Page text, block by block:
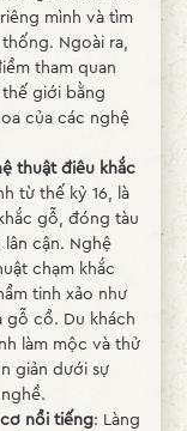
mình và tìm
Ngoài ra,
tham quan
giới bằng
của các nghệ
thuật điêu khắc
từ thế kỷ 16, là
gỗ, đóng tàu
cận. Nghệ
chạm khắc
tinh xảo như
cổ. Du khách
làm mộc và thử
giản dưới sự
cơ nổi tiếng: Làng